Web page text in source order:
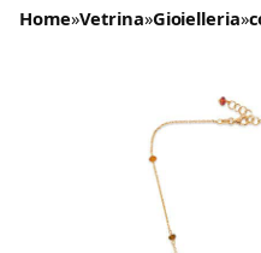
Home»Vetrina»Gioielleria»